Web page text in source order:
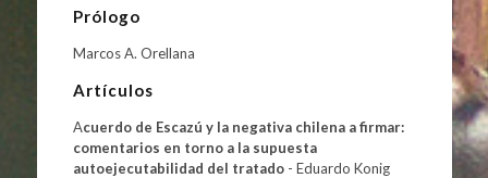
Prólogo
Marcos A. Orellana
Artículos
Acuerdo de Escazú y la negativa chilena a firmar:
comentarios en torno a la supuesta
autoejecutabilidad del tratado- Eduardo Konig